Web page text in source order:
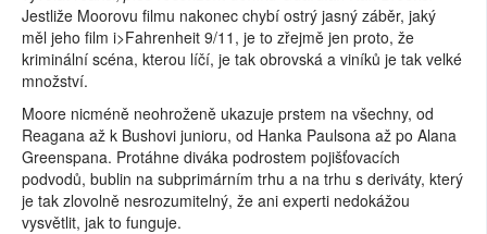
Jestliže Moorovu filmu nakonec chybí ostrý jasný záběr, jaký
měl jeho film i>Fahrenheit 9/11, je to zřejmě jen proto, že
kriminální scéna, kterou líčí, je tak obrovská a viníků je tak velké
množství.
Moore nicméně neohroženě ukazuje prstem na všechny, od
Reagana až k Bushovi junioru, od Hanka Paulsona až po Alana
Greenspana. Protáhne diváka podrostem pojišťovacích
podvodů, bublin na subprimárním trhu a na trhu s deriváty, který
je tak zlovolně nesrozumitelný, že ani experti nedokážou
vysvětlit, jak to funguje.